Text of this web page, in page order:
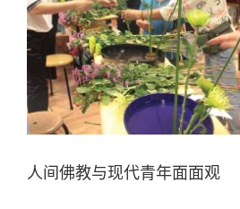
人间佛教与现代青年面面观